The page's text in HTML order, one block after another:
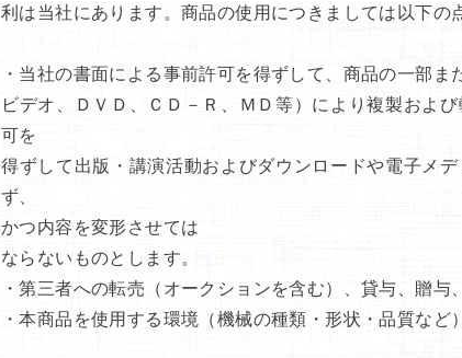
利は当社にあります。商品の使用につきましては以下の
・当社の書面による事前許可を得ずして、商品の一部
ビデオ、ＤＶＤ、ＣＤ－Ｒ、ＭＤ等）により複製およ
可を
得ずして出版・講演活動およびダウンロードや電子メ
ず、
かつ内容を変形させては
ならないものとします。
・第三者への転売（オークションを含む）、貸与、贈与
・本商品を使用する環境（機械の種類・形状・品質な